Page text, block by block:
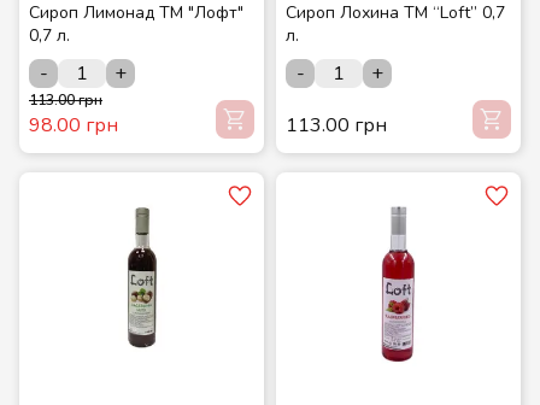
Сироп Лимонад ТМ "Лофт"
0,7 л.
- +
113.00 грн
98.00 грн
Сироп Лохина ТМ “Loft” 0,7
л.
-
+
113.00 грн